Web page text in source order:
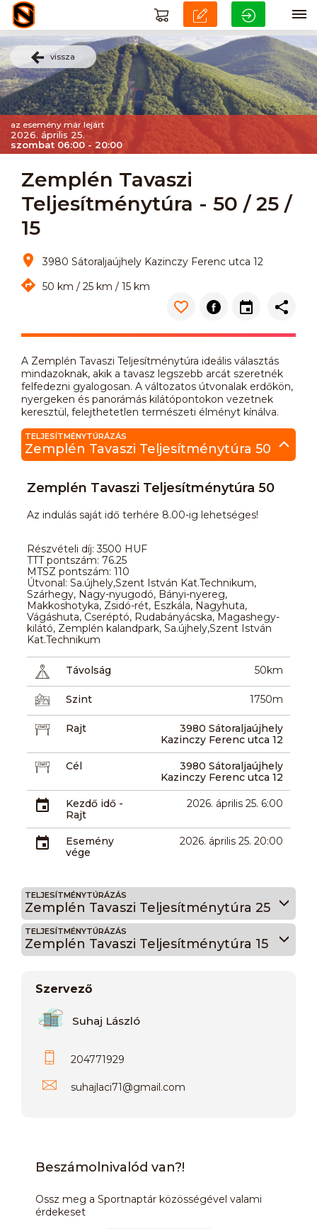
vissza
az esemény már lejárt
2026. április 25.
szombat 06:00 - 20:00
Zemplén Tavaszi
Teljesítménytúra - 50 / 25 /
15
3980 Sátoraljaújhely Kazinczy Ferenc utca 12
50 km / 25 km / 15 km
A Zemplén Tavaszi Teljesítménytúra ideális választás
mindazoknak, akik a tavasz legszebb arcát szeretnék
felfedezni gyalogosan. A változatos útvonalak erdőkön,
nyergeken és panorámás kilátópontokon vezetnek
keresztül, felejthetetlen természeti élményt kínálva.
TELJESÍTMÉNYTÚRÁZÁS
Zemplén Tavaszi Teljesítménytúra 50
Zemplén Tavaszi Teljesítménytúra 50
Az indulás saját idő terhére 8.00-ig lehetséges!
Részvételi díj: 3500 HUF
TTT pontszám: 76.25
MTSZ pontszám: 110
Útvonal: Sa.újhely,Szent István Kat.Technikum,
Szárhegy, Nagy-nyugodó, Bányi-nyereg,
Makkoshotyka, Zsidó-rét, Eszkála, Nagyhuta,
Vágáshuta, Cseréptó, Rudabányácska, Magashegy-
kilátó, Zemplén kalandpark, Sa.újhely,Szent István
Kat.Technikum
Távolság 50km
Szint 1750m
Rajt
3980 Sátoraljaújhely
Kazinczy Ferenc utca 12
Cél
3980 Sátoraljaújhely
Kazinczy Ferenc utca 12
Kezdő idő -
Rajt
2026. április 25. 6:00
Esemény
vége
2026. április 25. 20:00
TELJESÍTMÉNYTÚRÁZÁS
Zemplén Tavaszi Teljesítménytúra 25
TELJESÍTMÉNYTÚRÁZÁS
Zemplén Tavaszi Teljesítménytúra 15
Szervező
Suhaj László
204771929
suhajlaci71@gmail.com
Beszámolnivalód van?!
Ossz meg a Sportnaptár közösségével valami
érdekeset